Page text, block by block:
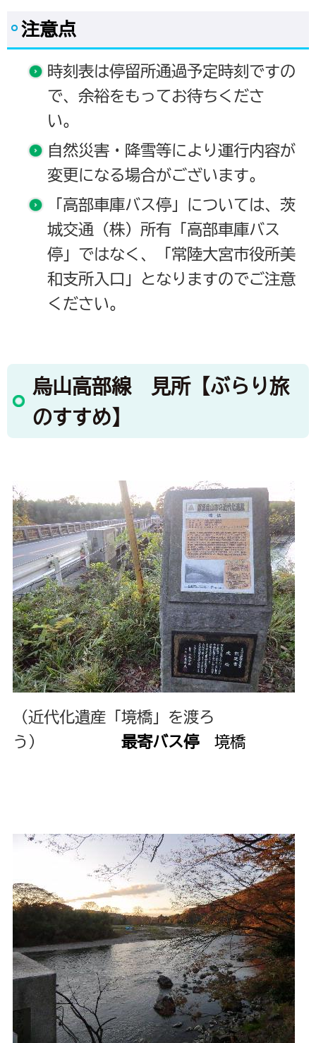
注意点
時刻表は停留所通過予定時刻ですの
で、余裕をもってお待ちくださ
い。
自然災害・降雪等により運行内容が
変更になる場合がございます。
「高部車庫バス停」については、茨
城交通（株）所有「高部車庫バス
停」ではなく、「常陸大宮市役所美
和支所入口」となりますのでご注意
ください。
烏山高部線 見所【ぶらり旅
のすすめ】
（近代化遺産「境橋」を渡ろ
う）
最寄バス停境橋